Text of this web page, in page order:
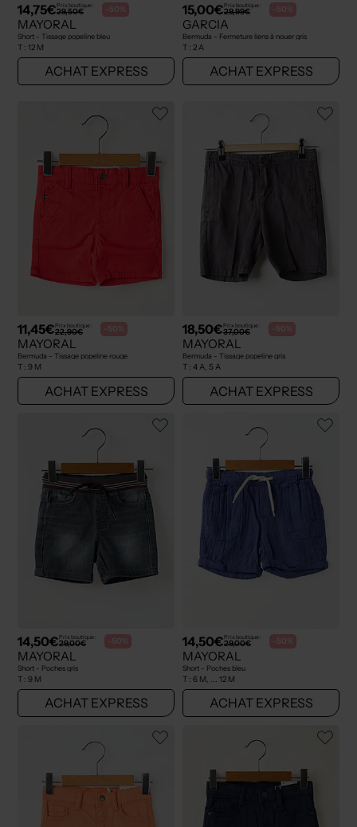
14,75€Prix boutique :
29,50€ -50%
MAYORAL
Short - Tissage popeline bleu
T : 12 M
ACHAT EXPRESS
15,00€Prix boutique :
29,99€ -50%
GARCIA
Bermuda - Fermeture liens à nouer gris
T : 2 A
ACHAT EXPRESS
11,45€Prix boutique :
22,90€ -50%
MAYORAL
Bermuda - Tissage popeline rouge
T : 9 M
ACHAT EXPRESS
18,50€Prix boutique :
37,00€ -50%
MAYORAL
Bermuda - Tissage popeline gris
T : 4 A, 5 A
ACHAT EXPRESS
14,50€Prix boutique :
29,00€ -50%
MAYORAL
Short - Poches gris
T : 9 M
ACHAT EXPRESS
14,50€Prix boutique :
29,00€ -50%
MAYORAL
Short - Poches bleu
T : 6 M, ... 12 M
ACHAT EXPRESS